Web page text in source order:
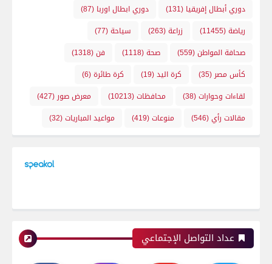
دوري أبطال إفريقيا (131) دوري ابطال اوربا (87)
رياضة(11455) زراعة(263) سياحة(77)
صحافة المواطن(559) صحة(1118) فن(1318)
كأس مصر(35) كرة اليد(19) كرة طائرة(6)
لقاءات وحوارات(38) محافظات(10213) معرض صور(427)
مقالات رأي(546) منوعات(419) مواعيد المباريات(32)
عداد التواصل الإجتماعي